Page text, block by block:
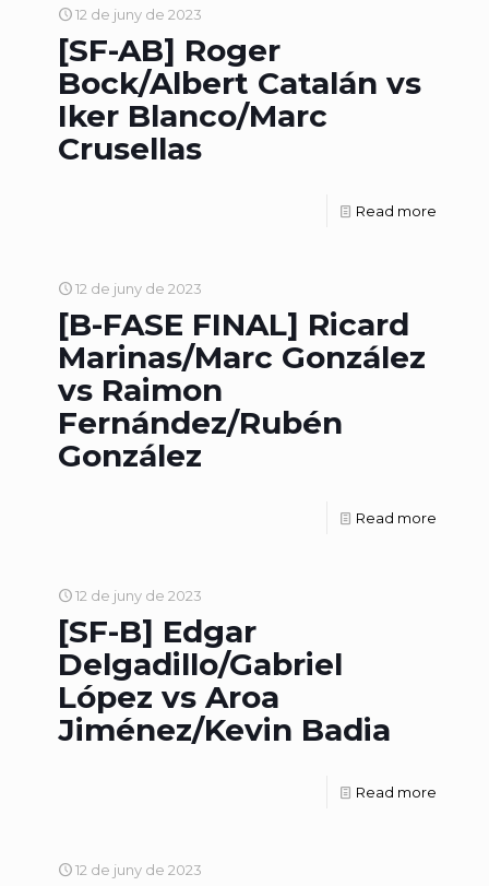
12 de juny de 2023
[SF-AB] Roger
Bock/Albert Catalán vs
Iker Blanco/Marc
Crusellas
Read more
12 de juny de 2023
[B-FASE FINAL] Ricard
Marinas/Marc González
vs Raimon
Fernández/Rubén
González
Read more
12 de juny de 2023
[SF-B] Edgar
Delgadillo/Gabriel
López vs Aroa
Jiménez/Kevin Badia
Read more
12 de juny de 2023